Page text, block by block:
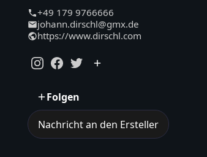
+49 179 9766666
johann.dirschl@gmx.de
https://www.dirschl.com
Folgen
Nachricht an den Ersteller